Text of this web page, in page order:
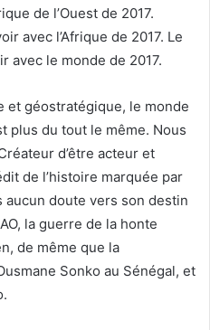
de l’Ouest de 2017.
avec l’Afrique de 2017. Le
avec le monde de 2017.
et géostratégique, le monde
plus du tout le même. Nous
d’être acteur et
de l’histoire marquée par
aucun doute vers son destin
la guerre de la honte
de même que la
Sonko au Sénégal, et